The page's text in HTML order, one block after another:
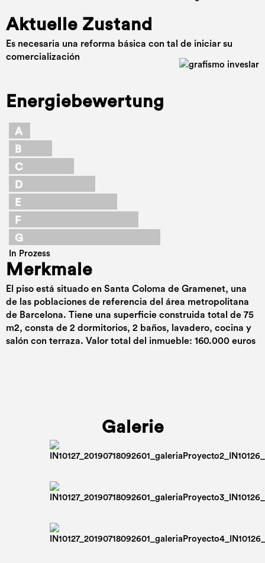
Aktuelle Zustand
Es necesaria una reforma básica con tal de iniciar su
comercialización
Energiebewertung
A
B
C
D
E
F
G
In Prozess
Merkmale
El piso está situado en Santa Coloma de Gramenet, una
de las poblaciones de referencia del área metropolitana
de Barcelona. Tiene una superficie construida total de 75
m2, consta de 2 dormitorios, 2 baños, lavadero, cocina y
salón con terraza. Valor total del inmueble: 160.000 euros
Galerie